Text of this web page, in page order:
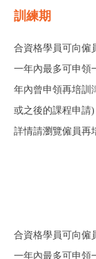
訓練期
合資格學員可向僱
一年內最多可申領
年內曾申領再培訓
或之後的課程申請)
詳情請瀏覽僱員再
合資格學員可向僱
一年內最多可申領